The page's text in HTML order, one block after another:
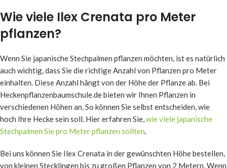
Wie viele Ilex Crenata pro Meter
pflanzen?
Wenn Sie japanische Stechpalmen pflanzen möchten, ist es natürlich
auch wichtig, dass Sie die richtige Anzahl von Pflanzen pro Meter
einhalten. Diese Anzahl hängt von der Höhe der Pflanze ab. Bei
Heckenpflanzenbaumschule.de bieten wir Ihnen Pflanzen in
verschiedenen Höhen an. So können Sie selbst entscheiden, wie
hoch Ihre Hecke sein soll. Hier erfahren Sie,wie viele japanische
Stechpalmen Sie pro Meter pflanzen sollten.
Bei uns können Sie Ilex Crenata in der gewünschten Höhe bestellen,
von kleinen Stecklingen bis zu großen Pflanzen von 2 Metern. Wenn